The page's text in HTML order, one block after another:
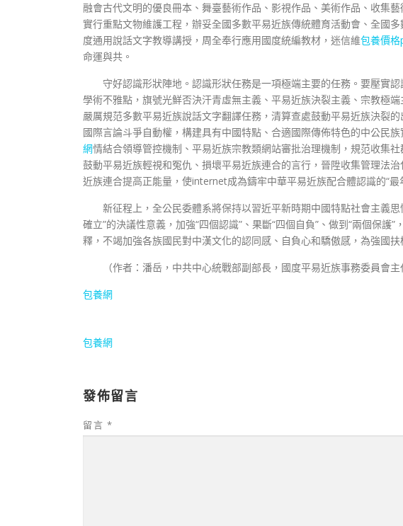
融會古代文明的優良冊本、舞臺藝術作品、影視作品、美術作品、收集
實行重點文物維護工程，辦妥全國多數平易近族傳統體育活動會、全國
度通用說話文字教導講授，周全奉行應用國度統編教材，迷信維包養價
命運與共。
守好認識形狀陣地。認識形狀任務是一項極端主要的任務。要壓實
學術不雅點，旗號光鮮否決汗青虛無主義、平易近族決裂主義、宗教極
嚴厲規范多數平易近族說話文字翻譯任務，清算查處鼓動平易近族決裂
國際言論斗爭自動權，構建具有中國特點、合適國際傳佈特色的中公民
網情結合領導管控機制、平易近族宗教類網站審批治理機制，規范收集
鼓動平易近族輕視和冤仇、損壞平易近族連合的言行，晉陞收集管理法
近族連合提高正能量，使internet成為鑄牢中華平易近族配合體認識的“最
新征程上，全公民委體系將保持以習近平新時期中國特點社會主義
確立”的決議性意義，加強“四個認識”、果斷“四個自負”、做到“兩個保護
釋，不竭加強各族國民對中漢文化的認同感、自負心和驕傲感，為強國
（作者： 潘岳， 中共中心統戰部副部長，國度平易近族事務委員會
包養網
包養網
發佈留言
留言 *